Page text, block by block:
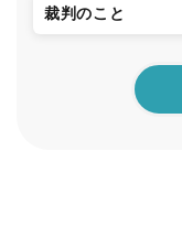
裁判のこと